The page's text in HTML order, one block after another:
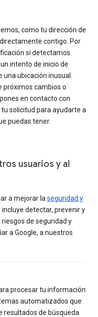
como tu dirección de
contigo. Por
si detectamos
intento de inicio de
ubicación inusual.
cambios o
en contacto con
solicitud para ayudarte a
puedas tener.
usuarios y al
a mejorar la seguridad y
detectar, prevenir y
de seguridad y
a Google, a nuestros
procesar tu información
automatizados que
resultados de búsqueda